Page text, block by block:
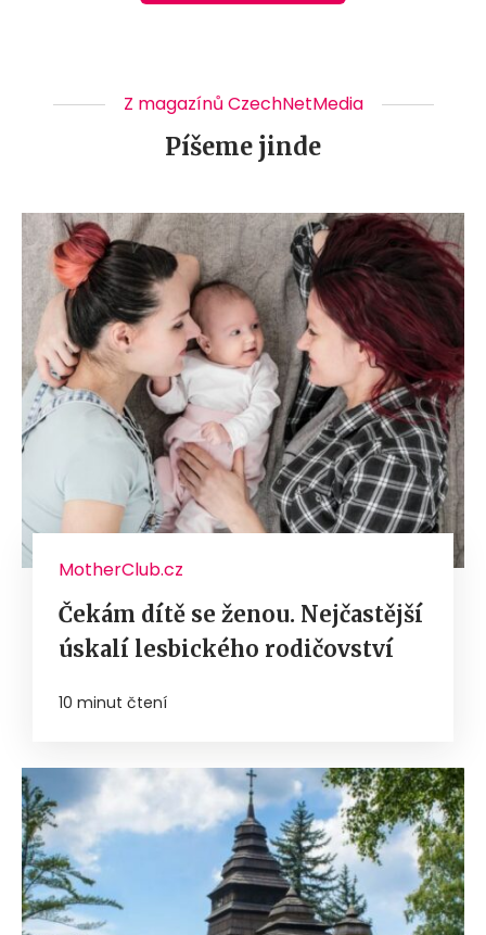
Z magazínů CzechNetMedia
Píšeme jinde
MotherClub.cz
Čekám dítě se ženou. Nejčastější
úskalí lesbického rodičovství
10 minut čtení